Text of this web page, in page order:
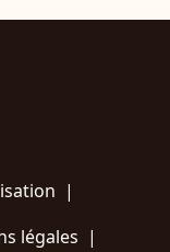
|
légales |